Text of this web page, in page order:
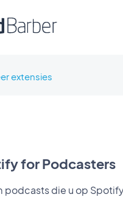
extensies
for Podcasters
podcasts die u op